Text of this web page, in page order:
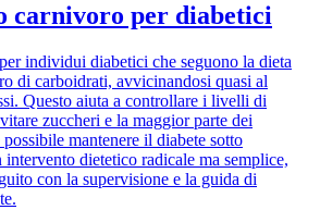
carnivoro per diabetici
individui diabetici che seguono la dieta
di carboidrati, avvicinandosi quasi al
Questo aiuta a controllare i livelli di
zuccheri e la maggior parte dei
mantenere il diabete sotto
dietetico radicale ma semplice,
con la supervisione e la guida di